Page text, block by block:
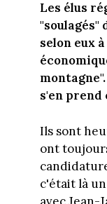
Les élus
selon eux
s'en
Ils sont
ont
c'était là
avec Jean-